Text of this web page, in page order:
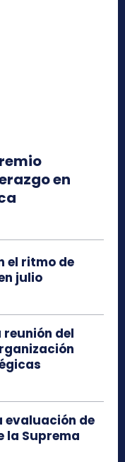
en
el ritmo de
julio
reunión del
evaluación de
la Suprema